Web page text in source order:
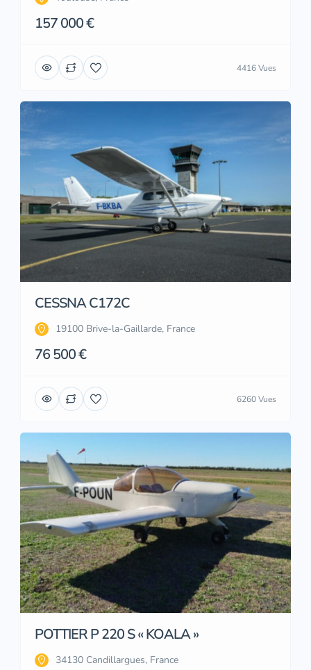
157 000 €
4416 Vues
CESSNA C172C
19100 Brive-la-Gaillarde, France
76 500 €
6260 Vues
POTTIER P 220 S « KOALA »
34130 Candillargues, France